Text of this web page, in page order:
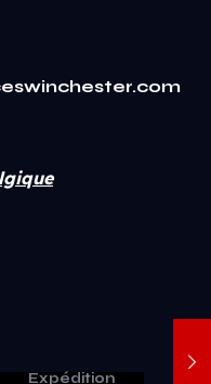
Expédition